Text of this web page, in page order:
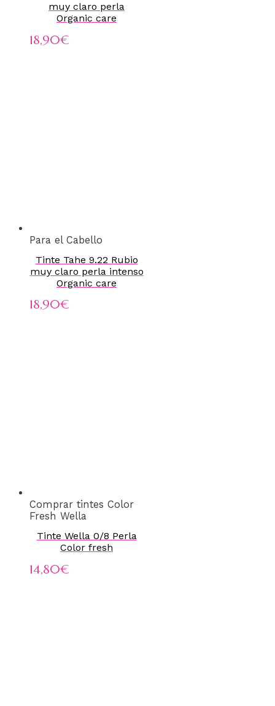
muy claro perla
Organic care
18,90€
Para el Cabello
Tinte Tahe 9.22 Rubio
muy claro perla intenso
Organic care
18,90€
Comprar tintes Color
Fresh Wella
Tinte Wella 0/8 Perla
Color fresh
14,80€